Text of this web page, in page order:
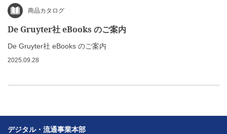
商品カタログ
De Gruyter社 eBooks のご案内
De Gruyter社 eBooks のご案内
2025.09.28
デジタル・流通事業本部